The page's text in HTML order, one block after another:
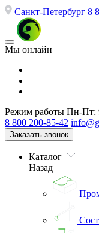
Санкт-Петербург 8
Мы онлайн
Режим работы Пн-Пт:
8 800 200-85-42
Заказать звонок
Каталог
Назад